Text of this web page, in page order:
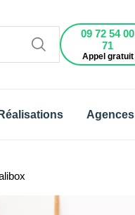
09 72 54 00
71
Appel gratuit
Réalisations Agences